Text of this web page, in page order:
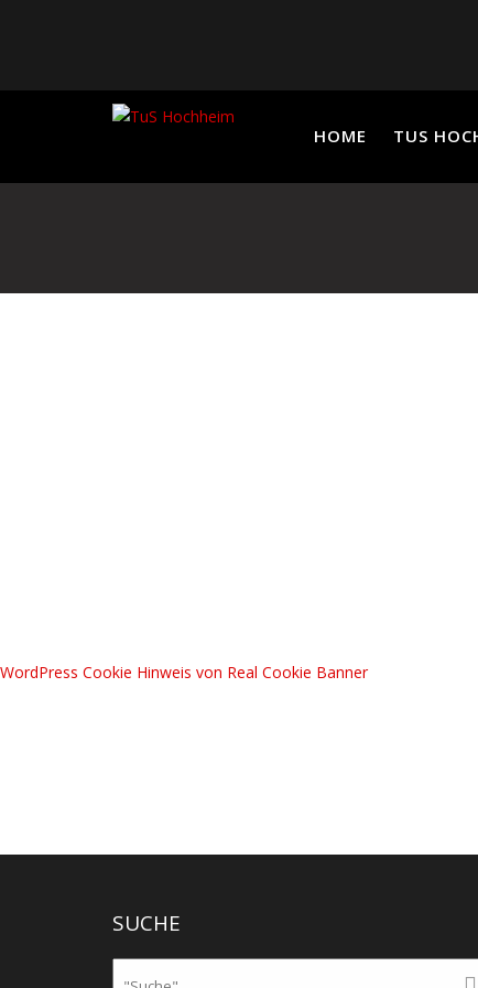
HOME TUS
SUCHE
WordPress Cookie Hinweis von Real Cookie Banner